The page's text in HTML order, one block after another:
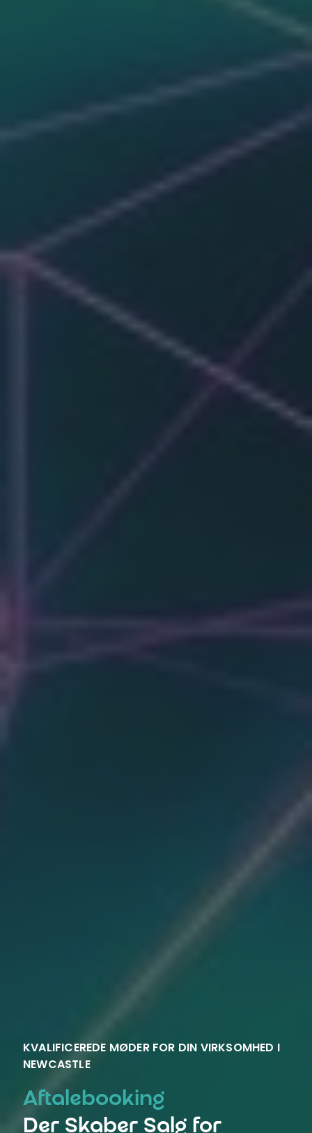
KVALIFICEREDE MØDER FOR DIN VIRKSOMHED I
NEWCASTLE
Aftalebooking
Der Skaber Salg for